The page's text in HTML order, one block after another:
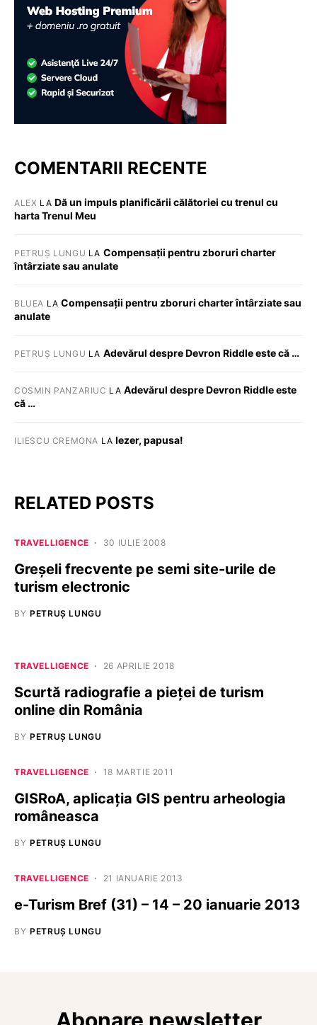
COMENTARII RECENTE
ALEX LA Dă un impuls planificării călătoriei cu trenul cu
harta Trenul Meu
PETRUȘ LUNGU LA Compensații pentru zboruri charter
întârziate sau anulate
BLUEA LACompensații pentru zboruri charter întârziate sau
anulate
PETRUȘ LUNGU LA Adevărul despre Devron Riddle este că …
COSMIN PANZARIUC LA Adevărul despre Devron Riddle este
că …
ILIESCU CREMONA LA Iezer, papusa!
RELATED POSTS
TRAVELLIGENCE 30 IULIE 2008
Greşeli frecvente pe semi site-urile de
turism electronic
BY PETRUȘ LUNGU
TRAVELLIGENCE 26 APRILIE 2018
Scurtă radiografie a pieței de turism
online din România
BY PETRUȘ LUNGU
TRAVELLIGENCE 18 MARTIE 2011
GISRoA, aplicaţia GIS pentru arheologia
româneasca
BY PETRUȘ LUNGU
TRAVELLIGENCE 21 IANUARIE 2013
e-Turism Bref (31) – 14 – 20 ianuarie 2013
BY PETRUȘ LUNGU